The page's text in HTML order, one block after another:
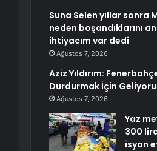
Suna Selen yıllar sonra
neden boşandıklarını
ihtiyacım var dedi
Ağustos 7, 2026
Aziz Yıldırım:
Durdurmak İçin
Ağustos 7, 2026
Yaz
300
isyan